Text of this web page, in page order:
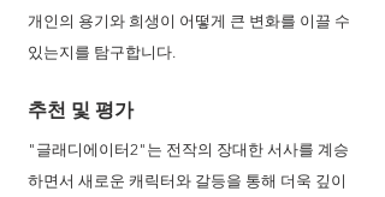
개인의 용기와 희생이 어떻게 큰 변화를 이끌 수
있는지를 탐구합니다.
추천 및 평가
"글래디에이터2"는 전작의 장대한 서사를 계승
하면서 새로운 캐릭터와 갈등을 통해 더욱 깊이